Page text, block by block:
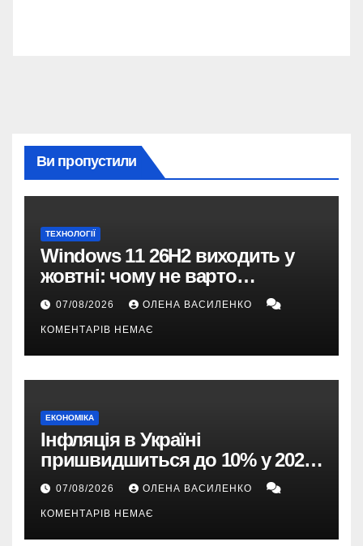
Ви пропустили
ТЕХНОЛОГІЇ
Windows 11 26H2 виходить у
жовтні: чому не варто
пропускати це оновлення
07/08/2026 ОЛЕНА ВАСИЛЕНКО
КОМЕНТАРІВ НЕМАЄ
ЕКОНОМІКА
Інфляція в Україні
пришвидшиться до 10% у 2026
році — прогноз НБУ
07/08/2026 ОЛЕНА ВАСИЛЕНКО
КОМЕНТАРІВ НЕМАЄ